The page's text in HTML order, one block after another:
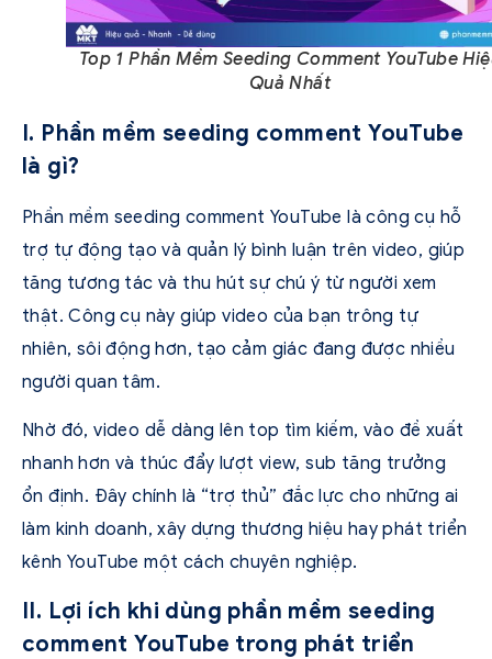
Top 1 Phần Mềm Seeding Comment YouTube
Quả Nhất
I. Phần mềm seeding comment YouTube
là gì?
Phần mềm seeding comment YouTube là công cụ hỗ
trợ tự động tạo và quản lý bình luận trên video, giúp
tăng tương tác và thu hút sự chú ý từ người xem
thật. Công cụ này giúp video của bạn trông tự
nhiên, sôi động hơn, tạo cảm giác đang được nhiều
người quan tâm.
Nhờ đó, video dễ dàng lên top tìm kiếm, vào đề xuất
nhanh hơn và thúc đẩy lượt view, sub tăng trưởng
ổn định. Đây chính là “trợ thủ” đắc lực cho những ai
làm kinh doanh, xây dựng thương hiệu hay phát triển
kênh YouTube một cách chuyên nghiệp.
II. Lợi ích khi dùng phần mềm seeding
comment YouTube trong phát triển